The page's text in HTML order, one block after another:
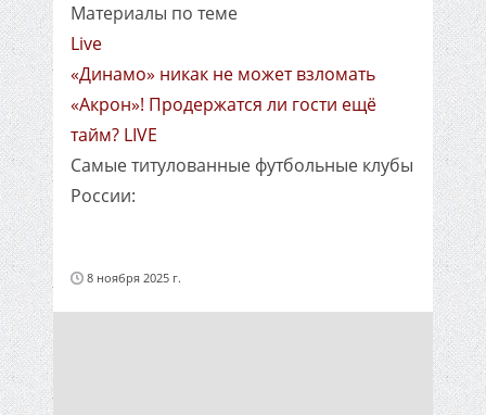
Материалы по теме
Live
«Динамо» никак не может взломать
«Акрон»! Продержатся ли гости ещё
тайм? LIVE
Самые титулованные футбольные клубы
России:
8 ноября 2025 г.